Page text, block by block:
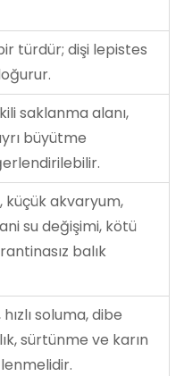
türdür; dişi lepistes
saklanma alanı,
büyütme
küçük akvaryum,
su değişimi, kötü
balık
soluma, dibe
sürtünme ve karın